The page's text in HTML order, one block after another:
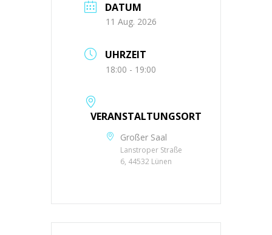
DATUM
11 Aug. 2026
UHRZEIT
18:00 - 19:00
VERANSTALTUNGSORT
Großer Saal
Lanstroper Straße
6, 44532 Lünen